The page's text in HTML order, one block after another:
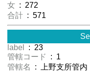
女 : 272
合計 : 571
label
: 23
管轄コード
: 1
管轄名
: 上野支所管内